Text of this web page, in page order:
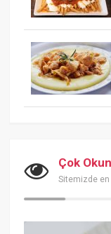
Çok
Sitemizde